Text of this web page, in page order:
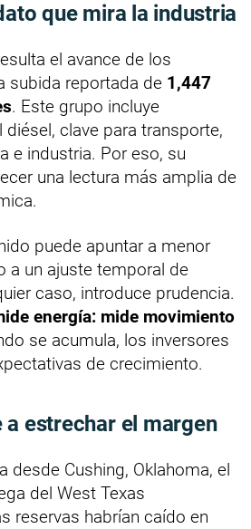
que mira la industria
el avance de los
subida reportada de 1,447
. Este grupo incluye
clave para transporte,
e industria. Por eso, su
una lectura más amplia de
puede apuntar a menor
a un ajuste temporal de
caso, introduce prudencia.
energía: mide movimiento
se acumula, los inversores
de crecimiento.
a estrechar el margen
desde Cushing, Oklahoma, el
del West Texas
reservas habrían caído en